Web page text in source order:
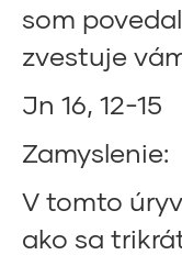
som
zvestuje
Jn 16, 12-15
Zamyslenie:
V tomto
ako sa